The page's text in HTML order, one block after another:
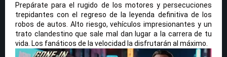
Prepárate para el rugido de los motores y persecuciones
trepidantes con el regreso de la leyenda definitiva de los
robos de autos. Alto riesgo, vehículos impresionantes y un
trato clandestino que sale mal dan lugar a la carrera de tu
vida. Los fanáticos de la velocidad la disfrutarán al máximo.